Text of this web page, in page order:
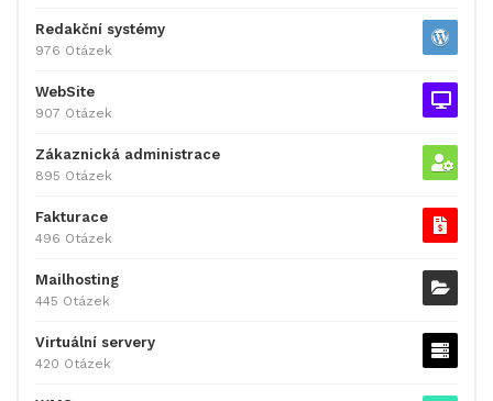
Redakční systémy
976 Otázek
WebSite
907 Otázek
Zákaznická administrace
895 Otázek
Fakturace
496 Otázek
Mailhosting
445 Otázek
Virtuální servery
420 Otázek